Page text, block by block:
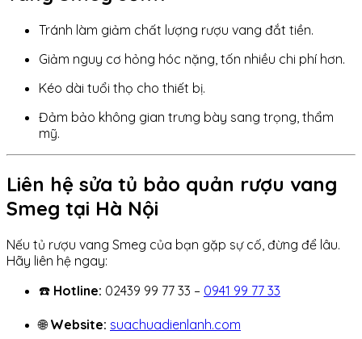
Tránh làm giảm chất lượng rượu vang đắt tiền.
Giảm nguy cơ hỏng hóc nặng, tốn nhiều chi phí hơn.
Kéo dài tuổi thọ cho thiết bị.
Đảm bảo không gian trưng bày sang trọng, thẩm
mỹ.
Liên hệ sửa tủ bảo quản rượu vang
Smeg tại Hà Nội
Nếu tủ rượu vang Smeg của bạn gặp sự cố, đừng để lâu.
Hãy liên hệ ngay:
☎️ Hotline: 02439 99 77 33 – 0941 99 77 33
🌐Website: suachuadienlanh.com